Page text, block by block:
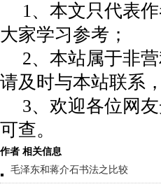
1、本文只代表
大家学习参考；
2、本站属于非
请及时与本站联系
3、欢迎各位网
可查。
作者 相关信息
毛泽东和蒋介石书法之比较